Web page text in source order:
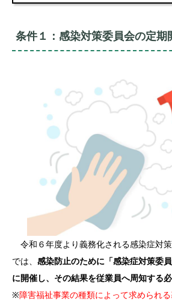
条件１：感染対策委員会の定期
令和６年度より義務化される感染症対
では、 感染防止のために「感染症対策委
に開催し、その結果を従業員へ周知する
※障害福祉事業の種類によって求められ